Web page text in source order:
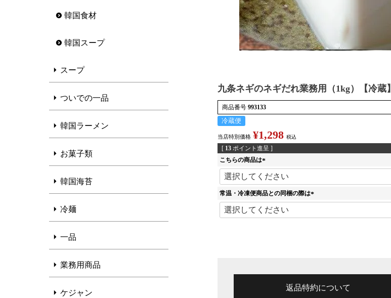
韓国食材
韓国スープ
スープ
ついでの一品
韓国ラーメン
お菓子類
韓国海苔
冷麺
一品
業務用商品
ケジャン
九条ネギのネギだれ業務用（1kg）【冷蔵】
商品番号 993133
冷蔵便
当店特別価格 ¥1,298 税込
[ 13 ポイント進呈 ]
こちらの商品は
(
必
須
)
常温・冷凍便商品との同梱の際は
(
返品特約について